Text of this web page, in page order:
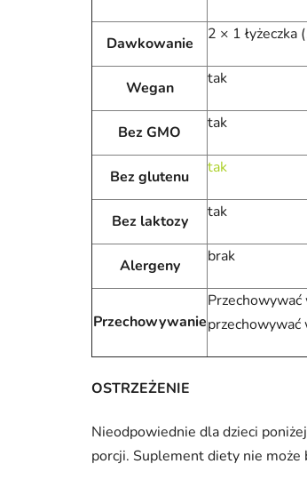
Dawkowanie 2 × 1
Wegan tak
Bez GMO tak
Bez glutenu tak
Bez laktozy tak
Alergeny brak
Przechowywanieprzechowywać
OSTRZEŻENIE
Nieodpowiednie dla dzieci
porcji. Suplement diety nie